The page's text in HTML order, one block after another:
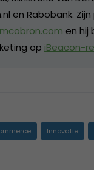
en Rabobank.
en hij
op iBeacon-
Innovatie